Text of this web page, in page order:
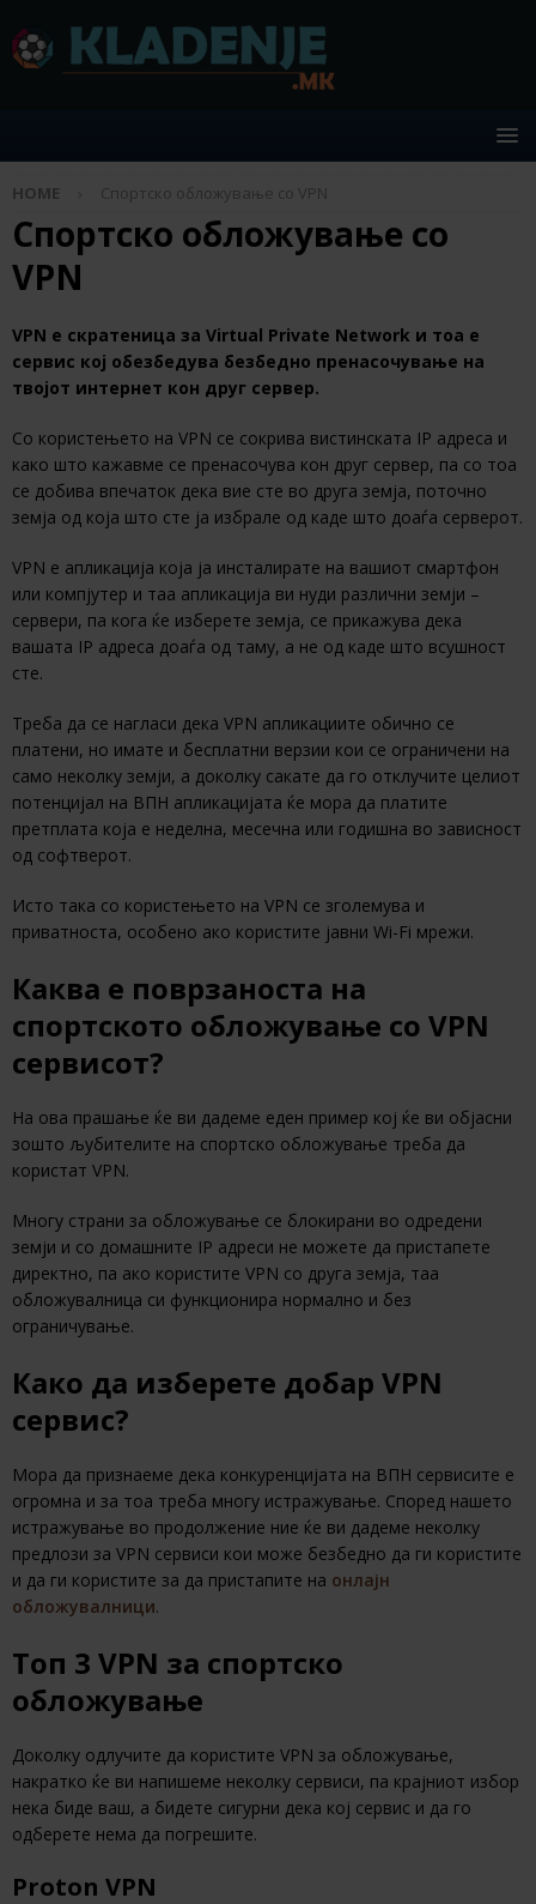
HOME Спортско обложување со VPN
Спортско обложување со
VPN
VPN е скратеница за Virtual Private Network и тоа е
сервис кој обезбедува безбедно пренасочување на
твојот интернет кон друг сервер.
Со користењето на VPN се сокрива вистинската IP адреса и
како што кажавме се пренасочува кон друг сервер, па со тоа
се добива впечаток дека вие сте во друга земја, поточно
земја од која што сте ја избрале од каде што доаѓа серверот.
VPN е апликација која ја инсталирате на вашиот смартфон
или компјутер и таа апликација ви нуди различни земји –
сервери, па кога ќе изберете земја, се прикажува дека
вашата IP адреса доаѓа од таму, а не од каде што всушност
сте.
Треба да се нагласи дека VPN апликациите обично се
платени, но имате и бесплатни верзии кои се ограничени на
само неколку земји, а доколку сакате да го отклучите целиот
потенцијал на ВПН апликацијата ќе мора да платите
претплата која е неделна, месечна или годишна во зависност
од софтверот.
Исто така со користењето на VPN се зголемува и
приватноста, особено ако користите јавни Wi-Fi мрежи.
Каква е поврзаноста на
спортското обложување со VPN
сервисот?
На ова прашање ќе ви дадеме еден пример кој ќе ви објасни
зошто љубителите на спортско обложување треба да
користат VPN.
Многу страни за обложување се блокирани во одредени
земји и со домашните IP адреси не можете да пристапете
директно, па ако користите VPN со друга земја, таа
обложувалница си функционира нормално и без
ограничување.
Како да изберете добар VPN
сервис?
Мора да признаеме дека конкуренцијата на ВПН сервисите е
огромна и за тоа треба многу истражување. Според нашето
истражување во продолжение ние ќе ви дадеме неколку
предлози за VPN сервиси кои може безбедно да ги користите
и да ги користите за да пристапите на онлајн
обложувалници.
Топ 3 VPN за спортско
обложување
Доколку одлучите да користите VPN за обложување,
накратко ќе ви напишеме неколку сервиси, па крајниот избор
нека биде ваш, а бидете сигурни дека кој сервис и да го
одберете нема да погрешите.
Proton VPN